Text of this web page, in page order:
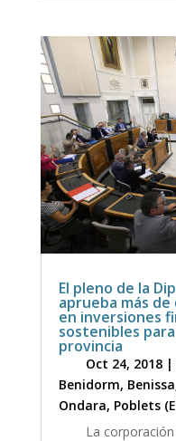
El pleno de la
aprueba más
en inversiones
sostenibles
provincia
Oct 24, 2018|
Benidorm, Benissa
Ondara, Poblets
La